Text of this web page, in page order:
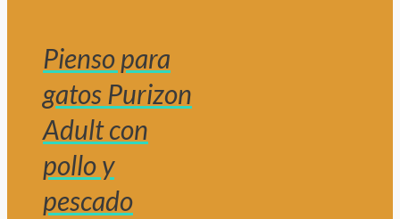
Pienso para
gatos Purizon
Adult con
pollo y
pescado